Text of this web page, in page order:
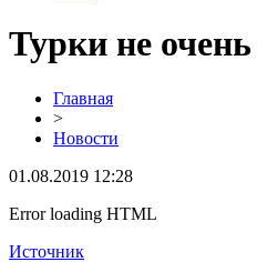
Турки не
Главная
>
Новости
01.08.2019 12:28
Error loading HTML
Источник